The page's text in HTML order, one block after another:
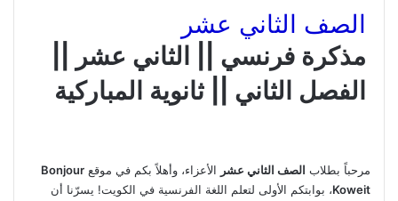
الصف الثاني عشر
مذكرة فرنسي || الثاني عشر ||
الفصل الثاني || ثانوية المباركية
مرحباً بطلاب الصف الثاني عشر الأعزاء، وأهلاً بكم في موقع Bonjour
Koweit، بوابتكم الأولى لتعلم اللغة الفرنسية في الكويت! يسرّنا أن